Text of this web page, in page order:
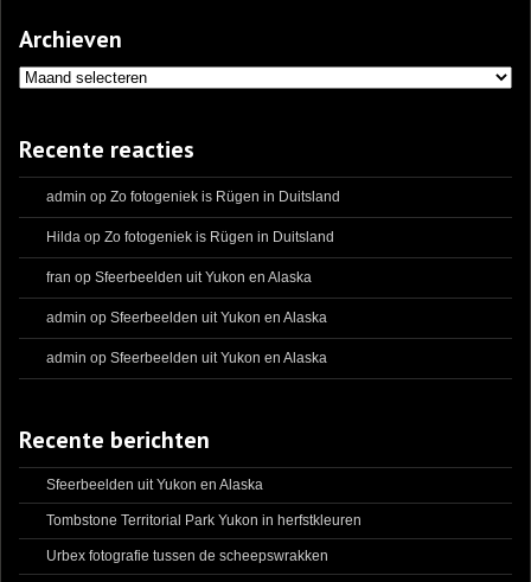
Archieven
Archieven
Recente reacties
admin op Zo fotogeniek is Rügen in Duitsland
Hilda op Zo fotogeniek is Rügen in Duitsland
fran op Sfeerbeelden uit Yukon en Alaska
admin op Sfeerbeelden uit Yukon en Alaska
admin op Sfeerbeelden uit Yukon en Alaska
Recente berichten
Sfeerbeelden uit Yukon en Alaska
Tombstone Territorial Park Yukon in herfstkleuren
Urbex fotografie tussen de scheepswrakken